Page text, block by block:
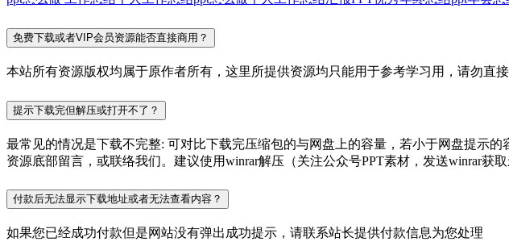
免费下载或者VIP会员资源能否直接商用？
本站所有资源版权均属于原作者所有，这里所提供资源均只能用于参考学习用，请勿直
提示下载完但解压或打开不了？
最常见的情况是下载不完整: 可对比下载完压缩包的与网盘上的容量，若小于网盘提示
资源底部留言，或联络我们。建议使用winrar解压（关注公众号PPT素材，发送winrar获取
付款后无法显示下载地址或者无法查看内容？
如果您已经成功付款但是网站没有弹出成功提示，请联系站长提供付款信息为您处理